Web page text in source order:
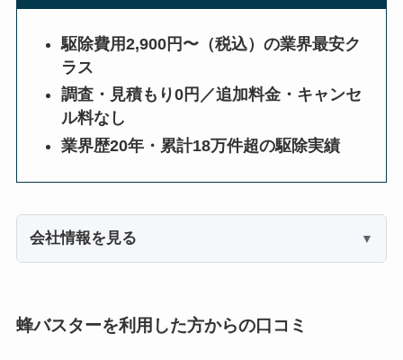
駆除費用2,900円〜（税込）の業界最安ク
ラス
調査・見積もり0円／追加料金・キャンセ
ル料なし
業界歴20年・累計18万件超の駆除実績
会社情報を見る
蜂バスターを利用した方からの口コミ